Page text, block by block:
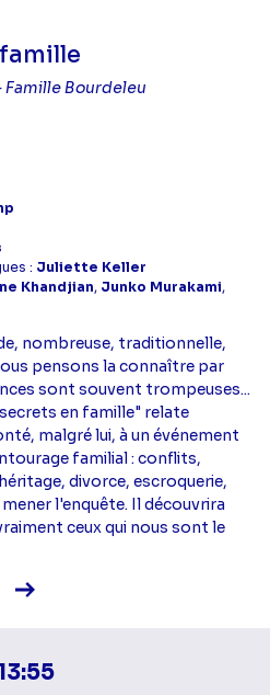
Bourdeleu
: Juliette Keller
Khandjian, Junko Murakami,
nombreuse, traditionnelle,
pensons la connaître par
sont souvent trompeuses...
en famille" relate
malgré lui, à un événement
familial : conflits,
divorce, escroquerie,
l'enquête. Il découvrira
ceux qui nous sont le
Voir la fiche diffusion